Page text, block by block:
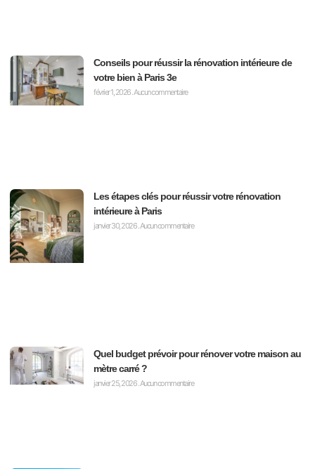
Conseils pour réussir la rénovation intérieure de
votre bien à Paris 3e
février 1, 2026Aucun commentaire
Les étapes clés pour réussir votre rénovation
intérieure à Paris
janvier 30, 2026 Aucun commentaire
Quel budget prévoir pour rénover votre maison au
mètre carré ?
janvier 25, 2026 Aucun commentaire